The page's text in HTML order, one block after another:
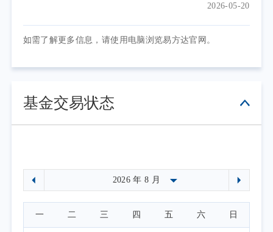
2026-05-20
如需了解更多信息，请使用电脑浏览易方达官网。
基金交易状态
一 二 三 四 五 六 日